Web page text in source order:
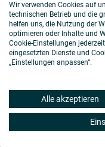
Wir verwenden Cookies auf
technischen Betrieb und die
helfen uns, die Nutzung der
optimieren oder Inhalte und
Cookie-Einstellungen
eingesetzten Dienste und
„Einstellungen anpassen“.
Alle akzeptieren